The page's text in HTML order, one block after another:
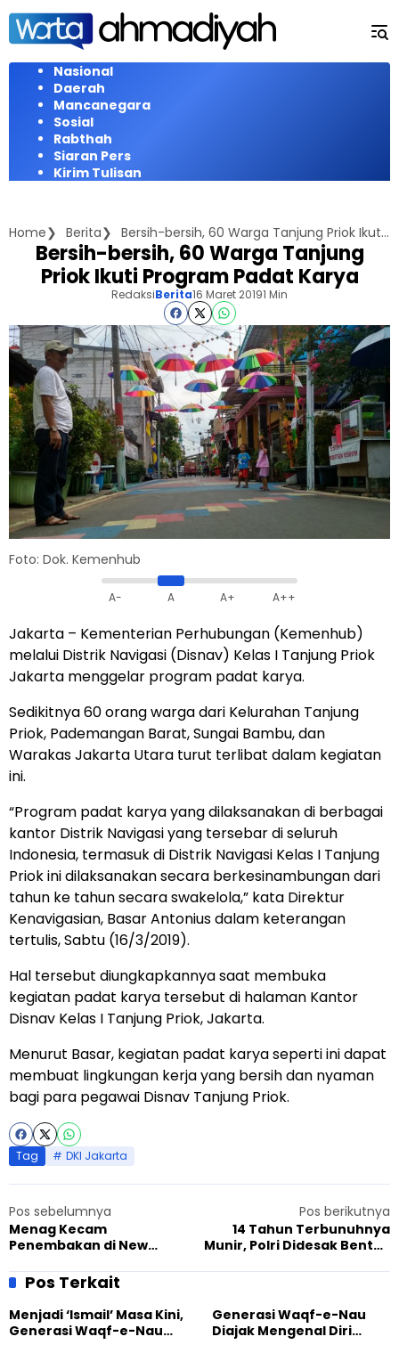
Langsung
konten
Nasional
Daerah
Mancanegara
Sosial
Rabthah
Siaran Pers
Kirim Tulisan
Home Berita Bersih-bersih, 60 Warga Tanjung Priok Ikuti Program Padat Karya
Bersih-bersih, 60 Warga Tanjung
Priok Ikuti Program Padat Karya
RedaksiBerita16 Maret 20191 Min
Foto: Dok. Kemenhub
A- A A+ A++
Jakarta – Kementerian Perhubungan (Kemenhub)
melalui Distrik Navigasi (Disnav) Kelas I Tanjung Priok
Jakarta menggelar program padat karya.
Sedikitnya 60 orang warga dari Kelurahan Tanjung
Priok, Pademangan Barat, Sungai Bambu, dan
Warakas Jakarta Utara turut terlibat dalam kegiatan
ini.
“Program padat karya yang dilaksanakan di berbagai
kantor Distrik Navigasi yang tersebar di seluruh
Indonesia, termasuk di Distrik Navigasi Kelas I Tanjung
Priok ini dilaksanakan secara berkesinambungan dari
tahun ke tahun secara swakelola,” kata Direktur
Kenavigasian, Basar Antonius dalam keterangan
tertulis, Sabtu (16/3/2019).
Hal tersebut diungkapkannya saat membuka
kegiatan padat karya tersebut di halaman Kantor
Disnav Kelas I Tanjung Priok, Jakarta.
Menurut Basar, kegiatan padat karya seperti ini dapat
membuat lingkungan kerja yang bersih dan nyaman
bagi para pegawai Disnav Tanjung Priok.
Tag DKI Jakarta
Pos sebelumnya
Menag Kecam
Penembakan di New
Berperikemanusiaan!
Pos berikutnya
14 Tahun Terbunuhnya
Munir, Polri Didesak Bentuk
Pos Terkait
Menjadi ‘Ismail’ Masa Kini,
Generasi Waqf-e-Nau
Generasi Waqf-e-Nau
Diajak Mengenal Diri